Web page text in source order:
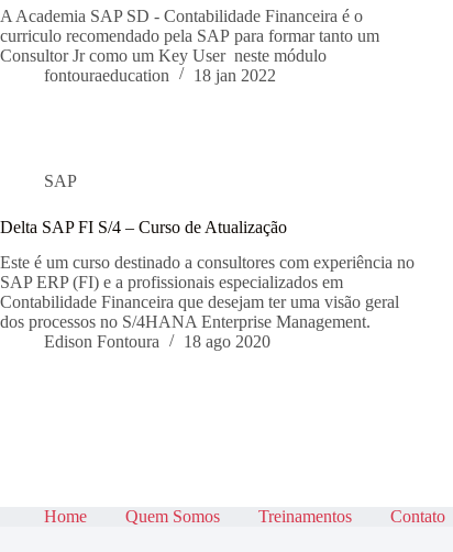
A Academia SAP SD - Contabilidade Financeira é o
curriculo recomendado pela SAP para formar tanto um
Consultor Jr como um Key User neste módulo
fontouraeducation
18 jan 2022
SAP
Delta SAP FI S/4 – Curso de Atualização
Este é um curso destinado a consultores com experiência no
SAP ERP (FI) e a profissionais especializados em
Contabilidade Financeira que desejam ter uma visão geral
dos processos no S/4HANA Enterprise Management.
Edison Fontoura
18 ago 2020
Home Quem Somos Treinamentos Contato